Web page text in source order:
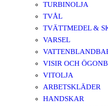
TURBINOLJA
TVÅL
TVÄTTMEDEL &
VARSEL
VISIR OCH
VITOLJA
ARBETSKLÄDER
HANDSKAR